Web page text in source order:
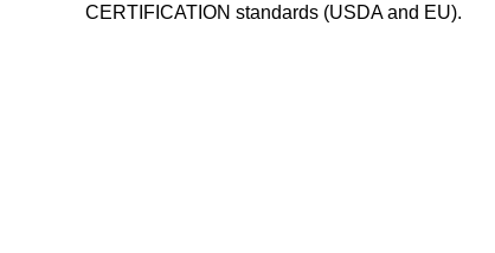
CERTIFICATION standards (USDA and EU).